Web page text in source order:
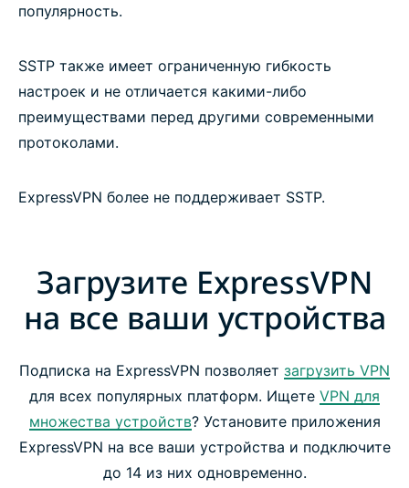
популярность.
SSTP также имеет ограниченную гибкость
настроек и не отличается какими-либо
преимуществами перед другими современными
протоколами.
ExpressVPN более не поддерживает SSTP.
Загрузите ExpressVPN
на все ваши устройства
Подписка на ExpressVPN позволяет загрузить VPN
для всех популярных платформ. Ищете VPN для
множества устройств? Установите приложения
ExpressVPN на все ваши устройства и подключите
до 14 из них одновременно.